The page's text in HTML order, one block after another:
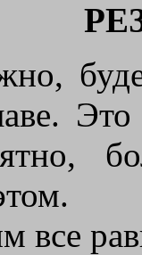
все